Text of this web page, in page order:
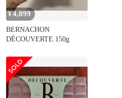
¥4,899
BERNACHON
DÉCOUVERTE 150g